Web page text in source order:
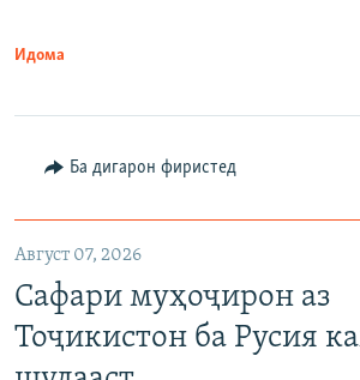
Идома
Ба дигарон фиристед
Август 07, 2026
Сафари муҳоҷирон аз
Тоҷикистон ба Русия